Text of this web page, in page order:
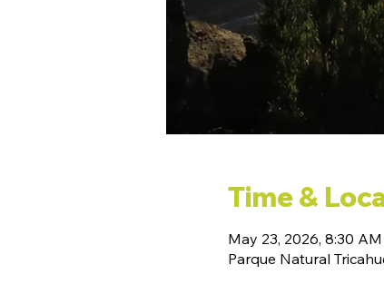
Time &
May 23, 2026, 8:30
Parque Natural